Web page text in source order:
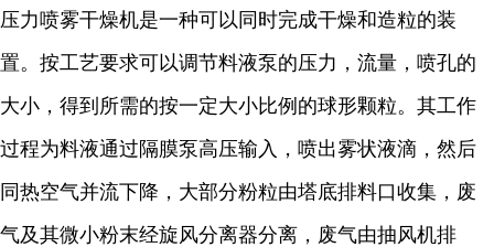
压力喷雾干燥机是一种可以同时完成干燥和造粒的装
置。按工艺要求可以调节料液泵的压力，流量，喷孔的
大小，得到所需的按一定大小比例的球形颗粒。其工作
过程为料液通过隔膜泵高压输入，喷出雾状液滴，然后
同热空气并流下降，大部分粉粒由塔底排料口收集，废
气及其微小粉末经旋风分离器分离，废气由抽风机排